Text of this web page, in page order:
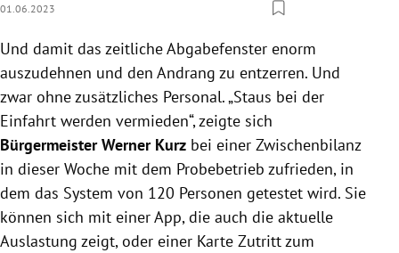
01.06.2023
Und damit das zeitliche Abgabefenster enorm
auszudehnen und den Andrang zu entzerren. Und
zwar ohne zusätzliches Personal. „Staus bei der
Einfahrt werden vermieden“, zeigte sich
Bürgermeister Werner Kurz bei einer Zwischenbilanz
in dieser Woche mit dem Probebetrieb zufrieden, in
dem das System von 120 Personen getestet wird. Sie
können sich mit einer App, die auch die aktuelle
Auslastung zeigt, oder einer Karte Zutritt zum